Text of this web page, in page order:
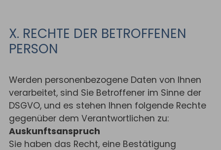
X. RECHTE DER BETROFFENEN
PERSON
Werden personenbezogene Daten von Ihnen
verarbeitet, sind Sie Betroffener im Sinne der
DSGVO, und es stehen Ihnen folgende Rechte
gegenüber dem Verantwortlichen zu:
Auskunftsanspruch
Sie haben das Recht, eine Bestätigung